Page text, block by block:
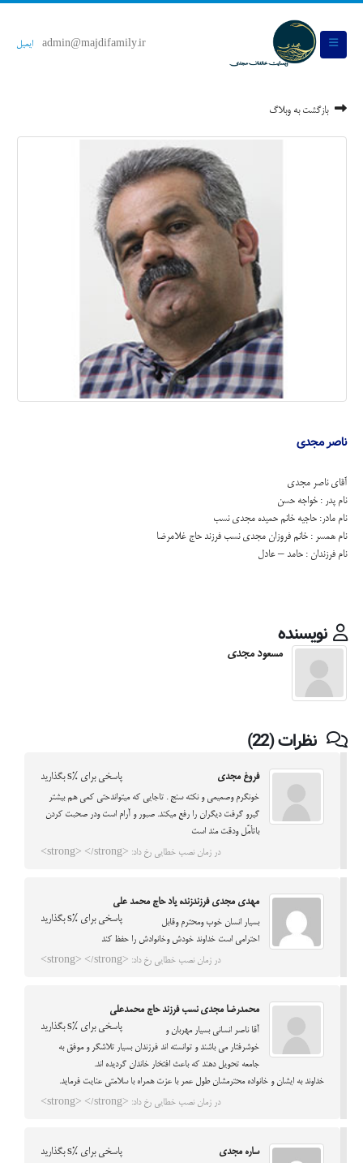
admin@majdifamily.ir ایمیل
بازگشت به وبلاگ
ناصر مجدی
آقای ناصر مجدی
نام پدر : خواجه حسن
نام مادر: حاجیه خانم حمیده مجدی نسب
نام همسر : خانم فروزان مجدی نسب فرزند حاج غلامرضا
نام فرزندان : حامد – عادل
نویسنده
مسعود مجدی
نظرات (22)
فروغ مجدی پاسخی برای %s بگذارید
خونگرم وصمیمی و نکته سنج . تاجایی که میتواندحتی کمی هم بیشتر
گیرو گرفت دیگران را رفع میکند. صبور و آرام است ودر صحبت کردن
باتأمّل ودقت مند است
در زمان نصب خطایی رخ داد: <strong> </strong>
مهدی مجدی فرزندزنده یاد حاج محمد علی
پاسخی برای %s بگذارید
بسیار انسان خوب ومحترم وقابل
احترامی است خداوند خودش وخانوادش را حفظ کند
در زمان نصب خطایی رخ داد: <strong> </strong>
محمدرضا مجدی نسب فرزند حاج محمدعلی
پاسخی برای %s بگذارید
آقا ناصر انسانی بسیار مهربان و
خوشرفتار می باشند و توانسته اند فرزندان بسیار تلاشگر و موفق به
جامعه تحویل دهند که باعث افتخار خاندان گردیده اند.
خداوند به ایشان و خانواده محترمشان طول عمر با عزت همراه با سلامتی عنایت فرماید.
در زمان نصب خطایی رخ داد: <strong> </strong>
ساره مجدی پاسخی برای %s بگذارید